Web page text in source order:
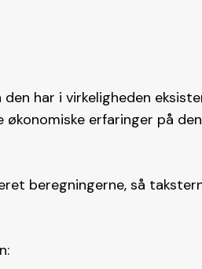
har i virkeligheden
erfaringer på
beregningerne, så